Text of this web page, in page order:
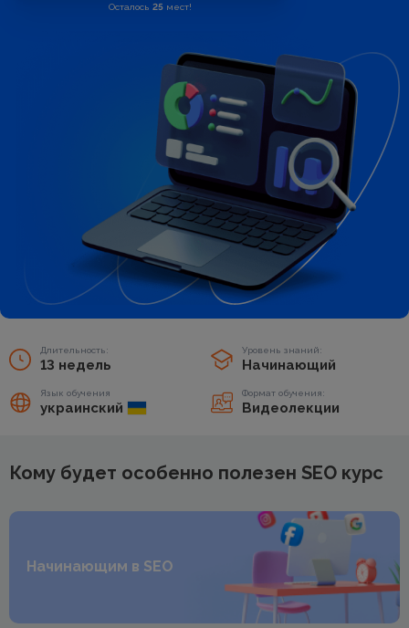
Осталось 25мест!
Длительность:
13 недель
Уровень знаний:
Начинающий
Язык обучения
украинский
Формат обучения:
Видеолекции
Кому будет особенно полезен SEO курс
Начинающим в SEO